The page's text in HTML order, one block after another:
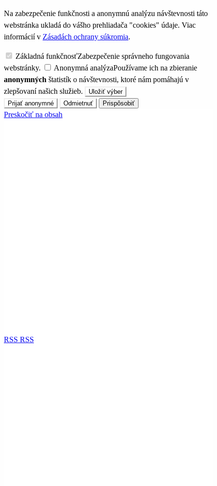
Na zabezpečenie funkčnosti a anonymnú analýzu návštevnosti táto
webstránka ukladá do vášho prehliadača "cookies" údaje. Viac
informácií v Zásadách ochrany súkromia.
Základná funkčnosťZabezpečenie správneho fungovania
webstránky.
Anonymná analýzaPoužívame ich na zbieranie
anonymných štatistík o návštevnosti, ktoré nám pomáhajú v
zlepšovaní našich služieb.
Uložiť výber
Prijať anonymné
Odmietnuť Prispôsobiť
Preskočiť na obsah
RSS RSS